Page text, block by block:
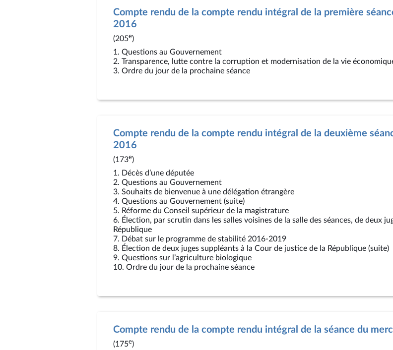
Compte rendu de la compte rendu intégral de la première
2016
(205e)
1. Questions au Gouvernement
2. Transparence, lutte contre la corruption et modernisation de la vie
3. Ordre du jour de la prochaine séance
Compte rendu de la compte rendu intégral de la deuxième
2016
(173e)
1. Décès d’une députée
2. Questions au Gouvernement
3. Souhaits de bienvenue à une délégation étrangère
4. Questions au Gouvernement (suite)
5. Réforme du Conseil supérieur de la magistrature
6. Élection, par scrutin dans les salles voisines de la salle des séances, de deux
République
7. Débat sur le programme de stabilité 2016-2019
8. Élection de deux juges suppléants à la Cour de justice de la République (suite)
9. Questions sur l’agriculture biologique
10. Ordre du jour de la prochaine séance
Compte rendu de la compte rendu intégral de la séance du
(175e)